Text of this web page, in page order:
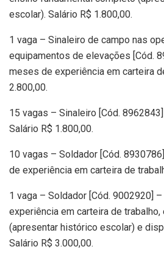
escolar). Salário R$ 1.800,00.
1 vaga – Sinaleiro de campo nas
equipamentos de elevações [Cód.
meses de experiência em carteira
2.800,00.
15 vagas – Sinaleiro [Cód.
Salário R$ 1.800,00.
10 vagas – Soldador [Cód.
de experiência em carteira de
1 vaga – Soldador [Cód. 9002920]
experiência em carteira de
(apresentar histórico escolar) e
Salário R$ 3.000,00.